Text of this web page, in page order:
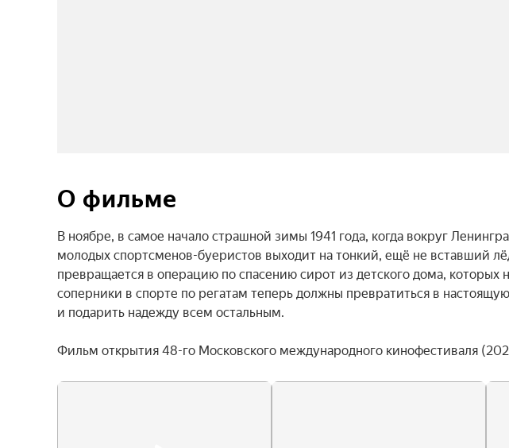
О фильме
В ноябре, в самое начало страшной зимы 1941 года, когда вокруг
молодых спортсменов-буеристов выходит на тонкий, ещё не вставший
превращается в операцию по спасению сирот из детского дома, которых
соперники в спорте по регатам теперь должны превратиться в
и подарить надежду всем остальным.
Фильм открытия 48-го Московского международного кинофестиваля